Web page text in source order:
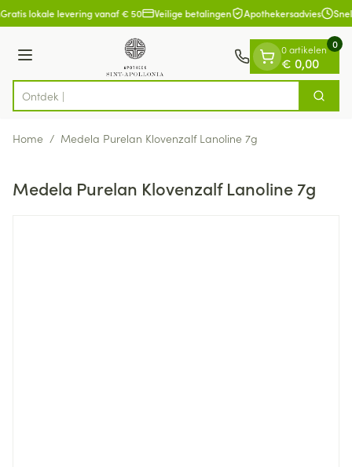
Ga naar de inhoud
1 van 1
lokale levering vanaf € 50 Veilige betalingen Apothekersadvies
Menu
Product, merk, categorie... Zoek
0 artikelen
€ 0,00
0
Home / Medela Purelan Klovenzalf Lanoline 7g
Medela Purelan Klovenzalf Lanoline 7g